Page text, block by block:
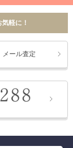
軽に！
メール査定